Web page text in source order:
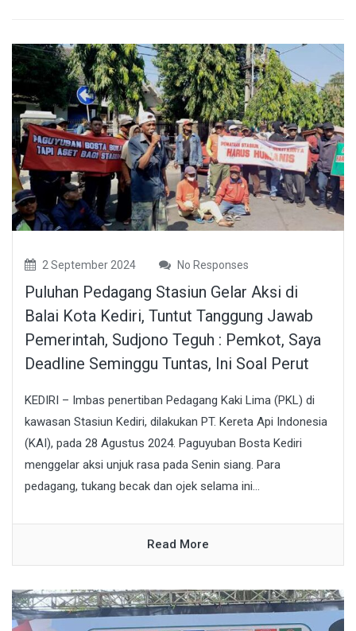
2 September 2024 No Responses
Puluhan Pedagang Stasiun Gelar Aksi di
Balai Kota Kediri, Tuntut Tanggung Jawab
Pemerintah, Sudjono Teguh : Pemkot, Saya
Deadline Seminggu Tuntas, Ini Soal Perut
KEDIRI – Imbas penertiban Pedagang Kaki Lima (PKL) di
kawasan Stasiun Kediri, dilakukan PT. Kereta Api Indonesia
(KAI), pada 28 Agustus 2024. Paguyuban Bosta Kediri
menggelar aksi unjuk rasa pada Senin siang. Para
pedagang, tukang becak dan ojek selama ini...
Read More